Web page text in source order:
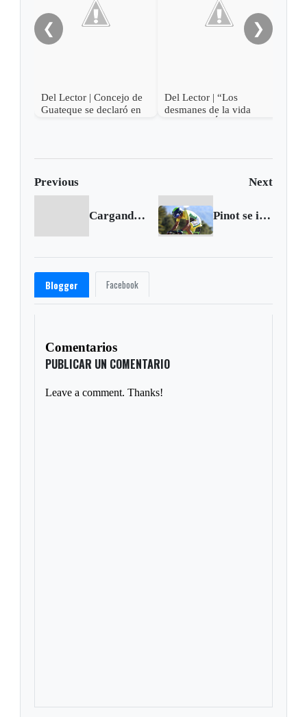
❮
Del Lector | Concejo de
Guateque se declaró en
Del Lector | “Los
desmanes de la vida
❯
Previous Next
Cargando anterior... Pinot se impuso en la tercera etapa de Romandie, Quintana sigue siendo líder
Blogger Facebook
Comentarios
PUBLICAR UN COMENTARIO
Leave a comment. Thanks!